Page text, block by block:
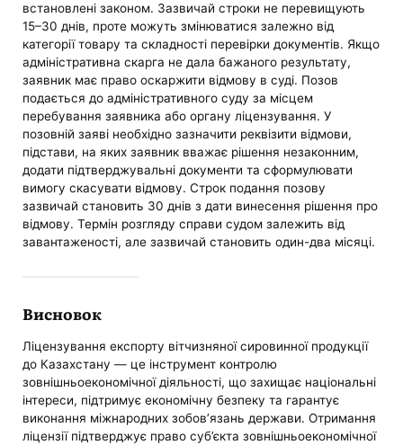
встановлені законом. Зазвичай строки не перевищують
15–30 днів, проте можуть змінюватися залежно від
категорії товару та складності перевірки документів. Якщо
адміністративна скарга не дала бажаного результату,
заявник має право оскаржити відмову в суді. Позов
подається до адміністративного суду за місцем
перебування заявника або органу ліцензування. У
позовній заяві необхідно зазначити реквізити відмови,
підстави, на яких заявник вважає рішення незаконним,
додати підтверджувальні документи та сформулювати
вимогу скасувати відмову. Строк подання позову
зазвичай становить 30 днів з дати винесення рішення про
відмову. Термін розгляду справи судом залежить від
завантаженості, але зазвичай становить один-два місяці.
Висновок
Ліцензування експорту вітчизняної сировинної продукції
до Казахстану — це інструмент контролю
зовнішньоекономічної діяльності, що захищає національні
інтереси, підтримує економічну безпеку та гарантує
виконання міжнародних зобов’язань держави. Отримання
ліцензії підтверджує право суб’єкта зовнішньоекономічної